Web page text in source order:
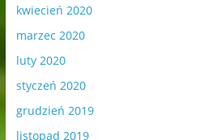
kwiecień 2020
marzec 2020
luty 2020
styczeń 2020
grudzień 2019
listopad 2019